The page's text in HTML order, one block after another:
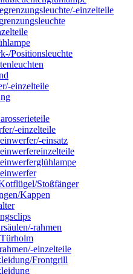
einzelteile
Positionsleuchte
einzelteile
einzelteile
einsatz
Stoßfänger
Kappen
rahmen
einzelteile
Frontgrill